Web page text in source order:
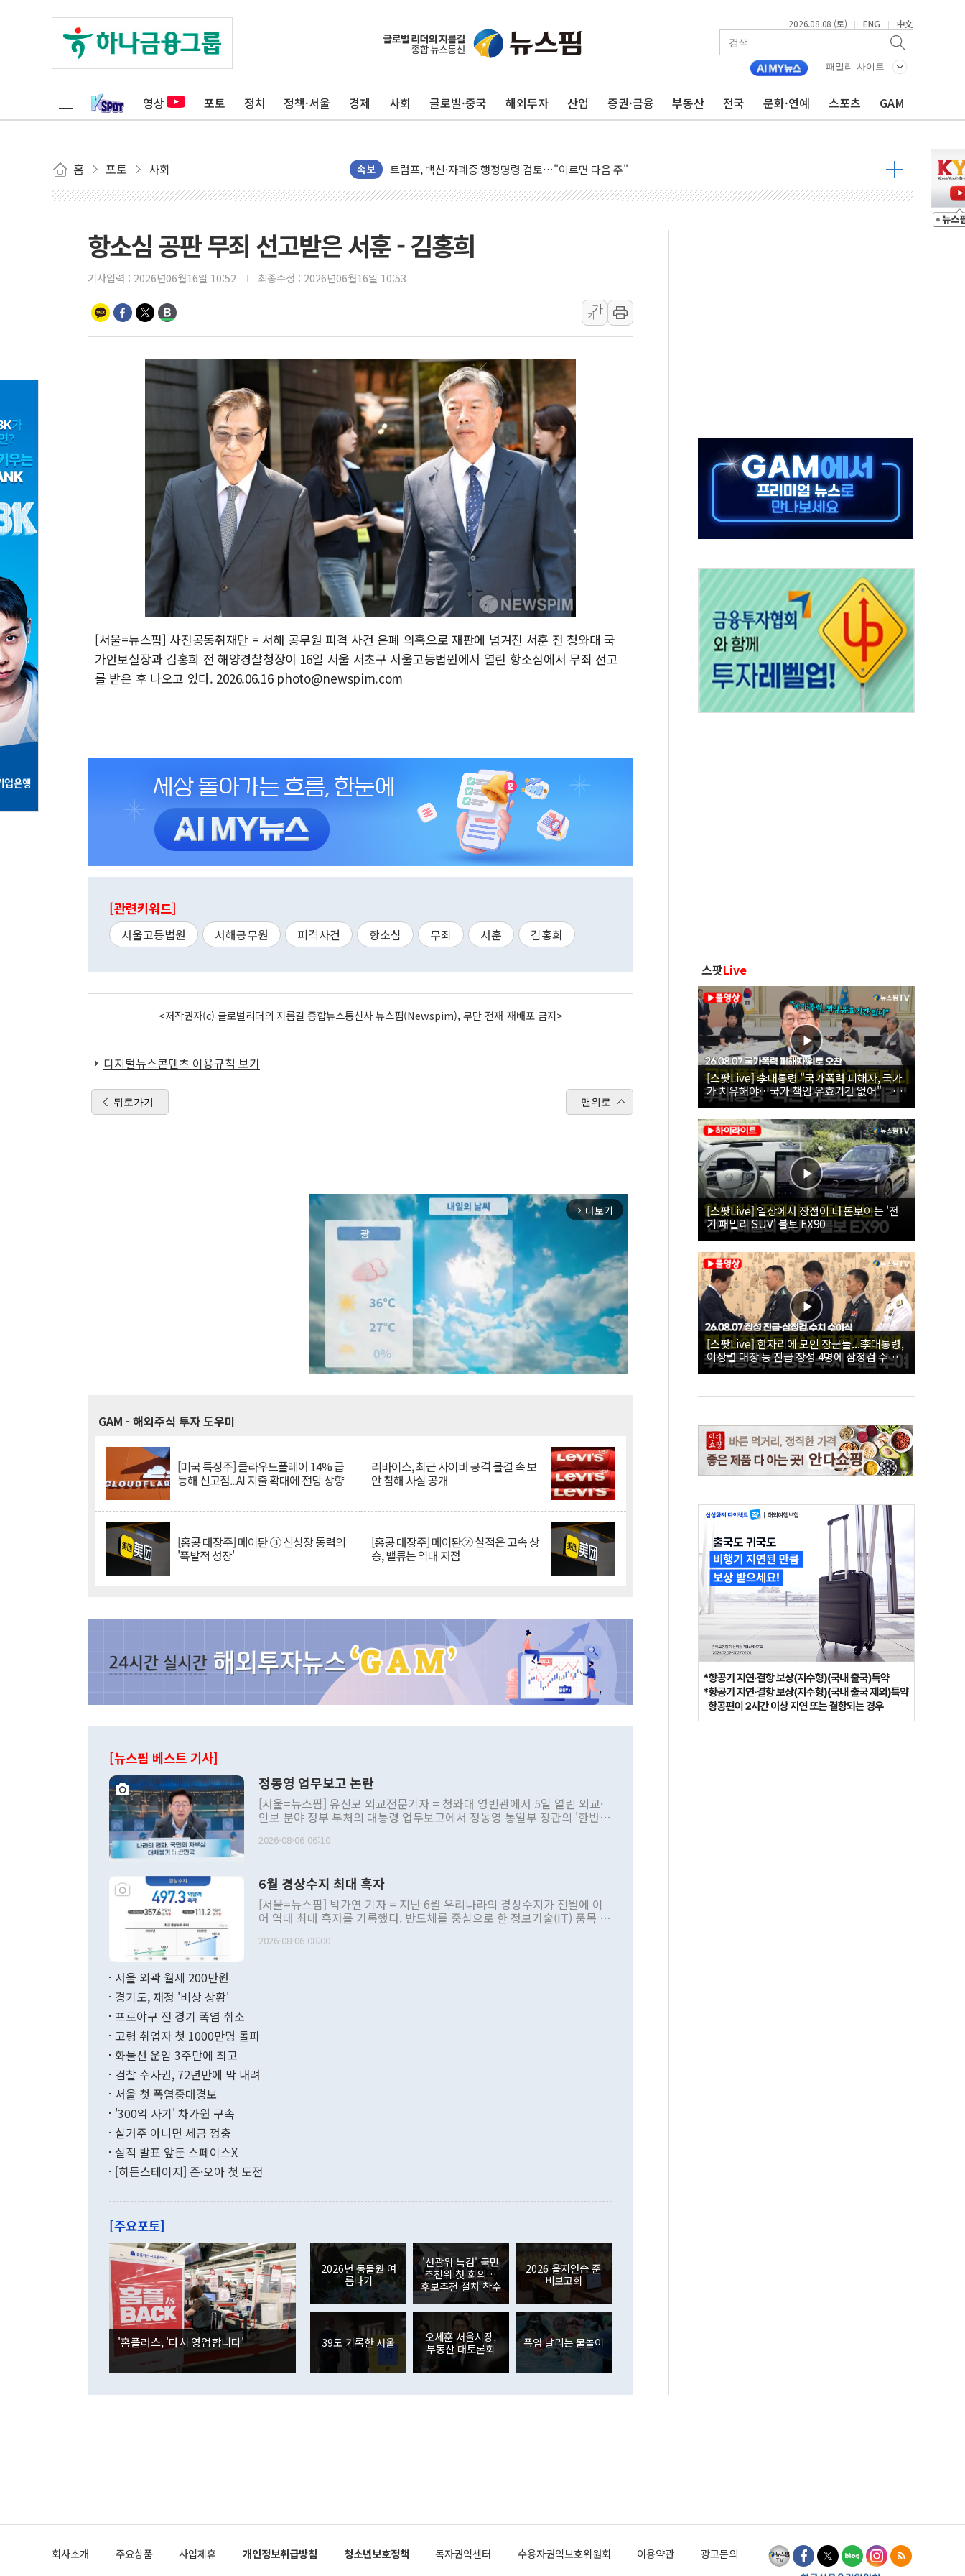
2026.08.08 (토) | ENG | 中文
패밀리 사이트
영상 포토 정치 정책·서울 경제 사회 글로벌·중국 해외투자 산업 증권·금융 부동산 전국 문화·연예 스포츠 GAM
홈 포토 사회 속보
유럽증시, 美 고용 예상 밖 부진에 연준 금리 인상 가능성 낮아지며 상승… STOXX 600 지수는 나흘 연속 최고치
미 연준 매파 기세 꺾이나…고용 감소에 9월 동결 전망 우세
트럼프, 백신·자폐증 행정명령 검토…"이르면 다음 주"
美 항소법원, 백악관 무도회장 공사 중단 명령…트럼프 제동
美 고용 쇼크에 엔화 장중 급등…시장은 "또 개입했나" 촉각
[AI MY 뉴스] 뉴욕 반도체주 프리뷰...美 고용 쇼크에 반도체주 '활짝'
뉴욕증시 프리뷰, 美 고용 쇼크에 금리 인상 우려 후퇴…나스닥 선물 1%대 상승
[종합] 美 7월 고용 2만3000명 감소 '쇼크'…9월 금리 인상 기대 후퇴
[사진] 이슬람 수니파 3개국, 공동방위협정 체결
뉴욕증시 개장 전 특징주...아틀라시안·클라우드플레어·태양광주↑ VS 트레이드데스크·웬디스↓
보훈부, 미 DPAA와 MOU… "6·25 미군 실종자 7359명 끝까지 찾겠다"
트럼프 "금리 내려야"…파월 때와 달리 워시엔 톤 낮춰
특정 정치인 측근 포항시 정책특보 내정설...포항시 '시끌'
李 "해남 태양광, 대한민국 다음 100년 밑거름…수도권 집중 완화 전환점"
李 대통령, '6시간 마라톤 부동산 2차 회의' 주재… "전폭적 공급 확대·속도전 총력"
트럼프, 中 겨냥 폴리실리콘 관세 15% 부과…美 태양광주 급등
[사진] 빈살만과 에르도안의 만남
이란와이어 "이란 최고지도자 위독…곧 사망해도 놀랍지 않아"
항소심 공판 무죄 선고받은 서훈 - 김홍희
기사입력 : 2026년06월16일 10:52 최종수정 : 2026년06월16일 10:53
가
가
[서울=뉴스핌] 사진공동취재단 = 서해 공무원 피격 사건 은폐 의혹으로 재판에 넘겨진 서훈 전 청와대 국
가안보실장과 김홍희 전 해양경찰청장이 16일 서울 서초구 서울고등법원에서 열린 항소심에서 무죄 선고
를 받은 후 나오고 있다. 2026.06.16 photo@newspim.com
[관련키워드]
서울고등법원 서해공무원 피격사건 항소심 무죄 서훈 김홍희
<저작권자(c) 글로벌리더의 지름길 종합뉴스통신사 뉴스핌(Newspim), 무단 전재-재배포 금지>
디지털뉴스콘텐츠 이용규칙 보기
뒤로가기 맨위로
arrow_forward_ios 더보기
GAM - 해외주식 투자 도우미
[미국 특징주] 클라우드플레어 14% 급
등해 신고점...AI 지출 확대에 전망 상향
리바이스, 최근 사이버 공격 물결 속 보
안 침해 사실 공개
[홍콩 대장주] 메이퇀 ③ 신성장 동력의
'폭발적 성장'
[홍콩 대장주] 메이퇀② 실적은 고속 상
승, 밸류는 역대 저점
[뉴스핌 베스트 기사]
정동영 업무보고 논란
[서울=뉴스핌] 유신모 외교전문기자 = 청와대 영빈관에서 5일 열린 외교·
안보 분야 정부 부처의 대통령 업무보고에서 정동영 통일부 장관의 '한반도
발언 중에는 정부 내 조율을 거치지 않은 사안을 정책으로 추진하겠다고 공
주의적 희망에 근거한 비현실적 구상'이라는 비판을 내놨다. 그동안 정 장
관의 대북 정책 관련 발언이 물의를 빚은 적은 여러 번 있지만 대통령과 유
관 부처 장관이 공개적으로 부정적 입장을 표명한 것은 이례적이다. 정 장
관의 무리한 대북 접근법과 월권을 제어해야 한다는 목소리도 높아지고 있
다. [정동영 통일부 장관이 지난달 23일 오후 서울 종로구 정부서울청사에
무너졌다고도 했다. 또 "현 시점에서 흘러간 선(先)비핵화만 되뇌는 것은
함께 4자 대화의 동력을 확보하기 위해 최선을 다할 것"이라고 말했다. 하
"우리의 선의대로 하는 게 과연 한반도의 평화와 안정에 플러스냐, 결론적
관은 업무보고 사후 브리핑에서 정 장관이 언급한 '4자 회담'에 대해 "이상
이 9월 러시아 블라디보스토크에서 열리는 '동방경제포럼(EEF)'을 언급하
며 "정부 차원에서 (참석을) 검토하고 있다"고 발언한 데 대해서도 조 장관
은 "그것은 외교부의 몫"이라며 "아직 거기까지 진도가 나가지 않았다"고
잘랐다. 정 장관이 이날 소개한 대북 구상과 설명은 정부 내 조율을 거치지
않았다는 점에서 문제가 있다. 특히 주적 표현 대체와 국호 사용, 9·19 군
사합의 복원, 4자회담 추진 등은 통일부 장관이 결정할 사안이 아니어서 월
권이라는 지적이 나오고 있다. 이 대통령은 정 장관의 업무보고를 듣고 난
뒤 "여기 업무보고에 발표했다고 승인난 건 아니다"라고 재차 확인했다. 정
부의 한 소식통은 "정 장관의 발언 내용은 대부분 국가안전보장회의(NSC)
를 거쳐 결정된 사안이 아닌 정 장관의 개인적 생각에 가깝다"며 "안보 관
련 부처 장관이 정부의 공식 정책이 아닌 사안을 추진하겠다고 업무보고를
하고 대통령의 면전에서 '국군통수권자가 나서야 한다'고 주장한 것은 심각
이나 미국은 북한에 선비핵화를 공식적으로 요구한 적이 없기 때문이다. 지
공하는 방식으로 이뤄졌다. 1994년 북·미 제네바 기본합의는 핵시설 동결
2026-08-06 06:10
6월 경상수지 최대 흑자
[서울=뉴스핌] 박가연 기자 = 지난 6월 우리나라의 경상수지가 전월에 이
어 역대 최대 흑자를 기록했다. 반도체를 중심으로 한 정보기술(IT) 품목 수
료=한국은행] 한국은행이 6일 발표한 '2026년 6월 국제수지(잠정)'에 따르
며 월간 기준 처음으로 1000억달러를 넘어섰다. 상품수입은 644억8000만
196.9% 급증했고 컴퓨터·주변기기(SSD)는 282.7% 증가했다. IT 품목
수출은 160.4% 늘었으며 비IT 품목도 ▲석유제품(47.5%) ▲화공품
기록했지만 지식재산권사용료수지는 전월 흑자에서 4억4000만달러 적자
로 전환됐다. 본원소득수지는 배당소득을 중심으로 32억7000만달러 흑자
는 배당수입이 늘어난 데다 전월 분기배당에 따른 기저효과로 배당지급이
였던 올해 3월(369억9000만달러)을 넘어선 것이다. 직접투자에서는 내국
인의 해외투자가 80억1000만달러, 외국인의 국내투자가 46억3000만달러
각각 증가했다. 증권투자에서는 외국인의 국내 주식 매도세가 이어졌다. 외
국인의 국내 주식 투자는 차익실현 매도 등의 영향으로 316억1000만달러
감소하며 전월(-310억5000만달러)에 이어 역대 최대 순매도 기록을 다시
경신했다. 외국인의 국내 채권투자는 세계국채지수(WGBI) 자금 유입에도
분기 말 만기도래 영향으로 증가 폭이 줄어든 52억9000만달러를 기록했
다. 내국인의 해외 증권투자는 주식을 중심으로 35억6000만달러 증가했
다. eoyn2@newspim.com
2026-08-06 08:00
서울 외곽 월세 200만원
경기도, 재정 '비상 상황'
프로야구 전 경기 폭염 취소
고령 취업자 첫 1000만명 돌파
화물선 운임 3주만에 최고
검찰 수사권, 72년만에 막 내려
서울 첫 폭염중대경보
'300억 사기' 차가원 구속
실거주 아니면 세금 껑충
실적 발표 앞둔 스페이스X
[히든스테이지] 즌·오아 첫 도전
[주요포토]
'홈플러스, '다시 영업합니다'
2026년 동물원 여
름나기
'선관위 특검' 국민
추천위 첫 회의…
후보추천 절차 착수
2026 을지연습 준
비보고회
39도 기록한 서울
오세훈 서울시장,
부동산 대토론회
폭염 날리는 물놀이
스팟Live
[스팟Live] 李대통령 "국가폭력 피해자, 국가
가 치유해야…국가 책임 유효기간 없어"｜
26.08.07 국가폭력 피해자 위로 오찬
[스팟Live] 일상에서 장점이 더 돋보이는 '전
기 패밀리 SUV' 볼보 EX90
[스팟Live] 한자리에 모인 장군들...李대통령,
이상렬 대장 등 진급 장성 4명에 삼정검 수치
직접 수여｜26.08.07 장성 진급·삼정검 수치
회사소개 주요상품 사업제휴 개인정보취급방침 청소년보호정책 독자권익센터 수용자권익보호위원회 이용약관 광고문의